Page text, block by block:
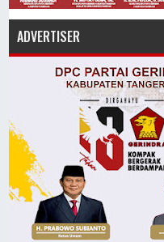
ADVERTISER